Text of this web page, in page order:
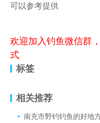
可以参考提供
欢迎加入钓鱼微信群
式
标签
相关推荐
南充市野钓钓鱼的好地